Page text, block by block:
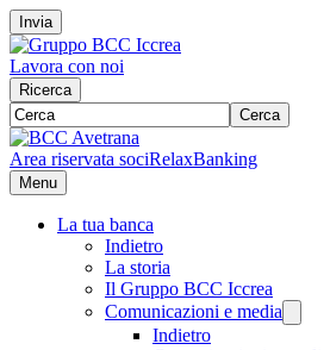
Invia
Lavora con noi
Ricerca
Cerca
Area riservata sociRelaxBanking
Menu
La tua banca
Indietro
La storia
Il Gruppo BCC Iccrea
Comunicazioni e media
Indietro